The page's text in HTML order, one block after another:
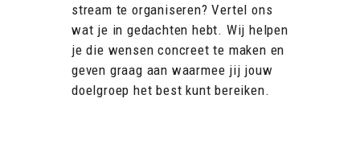
stream te organiseren? Vertel ons
wat je in gedachten hebt. Wij helpen
je die wensen concreet te maken en
geven graag aan waarmee jij jouw
doelgroep het best kunt bereiken.